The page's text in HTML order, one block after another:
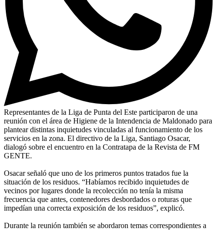
Representantes de la Liga de Punta del Este participaron de una
reunión con el área de Higiene de la Intendencia de Maldonado para
plantear distintas inquietudes vinculadas al funcionamiento de los
servicios en la zona. El directivo de la Liga, Santiago Osacar,
dialogó sobre el encuentro en la Contratapa de la Revista de FM
GENTE.
Osacar señaló que uno de los primeros puntos tratados fue la
situación de los residuos. “Habíamos recibido inquietudes de
vecinos por lugares donde la recolección no tenía la misma
frecuencia que antes, contenedores desbordados o roturas que
impedían una correcta exposición de los residuos”, explicó.
Durante la reunión también se abordaron temas correspondientes a